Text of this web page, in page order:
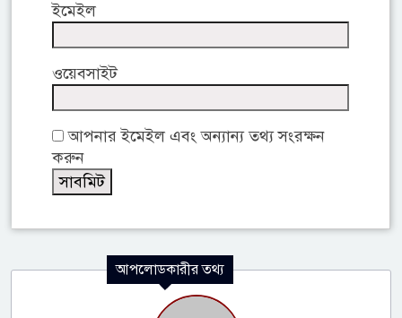
ইমেইল
ওয়েবসাইট
আপনার ইমেইল এবং অন্যান্য তথ্য সংরক্ষন
করুন
আপলোডকারীর তথ্য